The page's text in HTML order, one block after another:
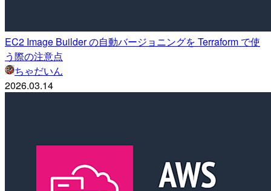
EC2 Image Builder の自動バージョニングを Terraform で使
う際の注意点
ちゃだいん
2026.03.14